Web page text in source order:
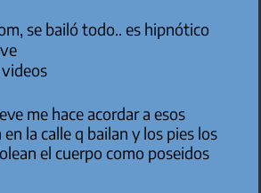
se bailó todo.. es hipnótico
me hace acordar a esos
la calle q bailan y los pies los
el cuerpo como poseidos